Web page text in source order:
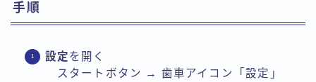
手順
設定を開く
スタートボタン → 歯車アイコン「設定」